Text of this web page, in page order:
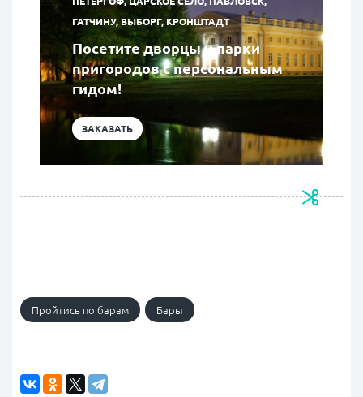
ГАТЧИНУ, ВЫБОРГ, КРОНШТАДТ
Посетите дворцы и парки
пригородов с персональным
гидом!
ЗАКАЗАТЬ
Пройтись по барам Бары